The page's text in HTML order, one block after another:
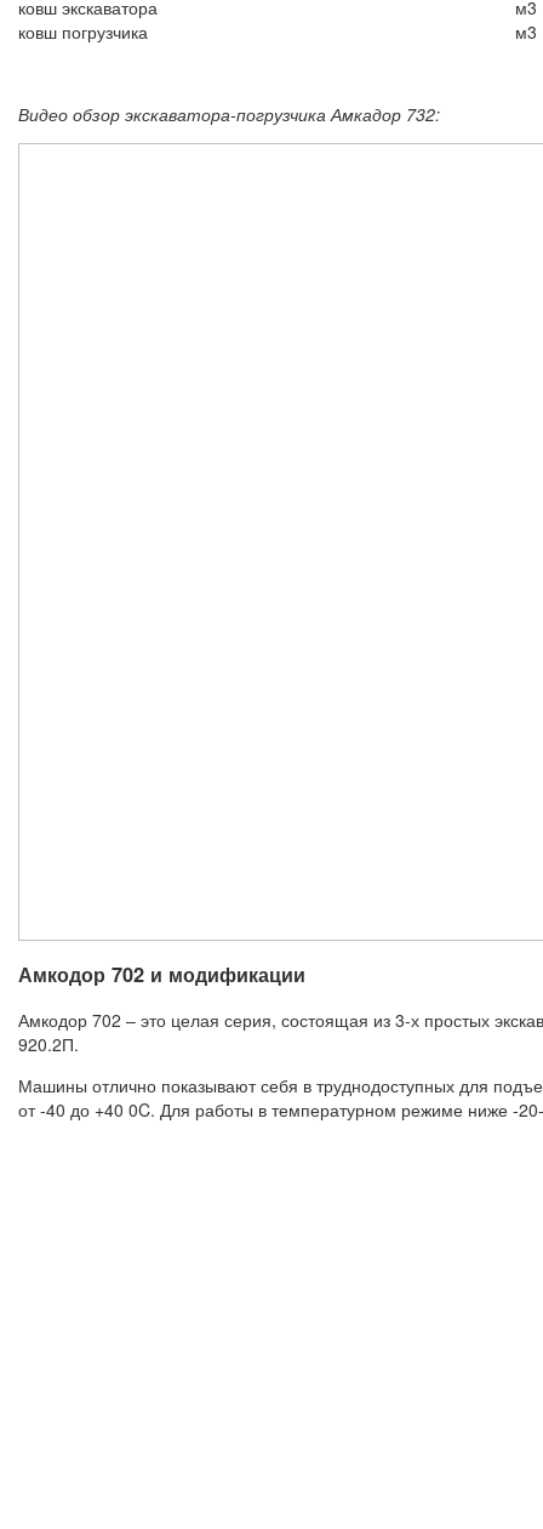
ковш экскаватора
м3
ковш погрузчика
м3
Видео обзор экскаватора-погрузчика Амкадор 732:
Амкодор 702 и модификации
Амкодор 702 – это целая серия, состоящая из 3-х простых
920.2П.
Машины отлично показывают себя в труднодоступных для
от -40 до +40 0C. Для работы в температурном режиме ниже -